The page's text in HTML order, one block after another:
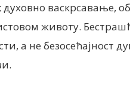
васкрсавање,
животу.
а не безосећајност